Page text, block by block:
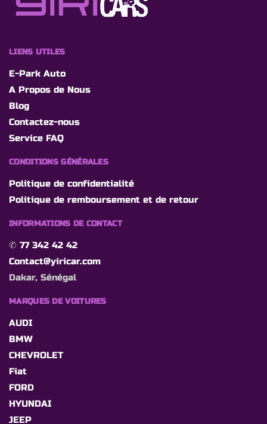
LIENS UTILES
E-Park Auto
A Propos de Nous
Blog
Contactez-nous
Service FAQ
CONDITIONS GÉNÉRALES
Politique de confidentialité
Politique de remboursement et de retour
INFORMATIONS DE CONTACT
✆ 77 342 42 42
Contact@yiricar.com
Dakar, Sénégal
MARQUES DE VOITURES
AUDI
BMW
CHEVROLET
Fiat
FORD
HYUNDAI
JEEP